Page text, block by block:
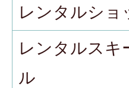
レンタルショ
レンタルスキ
ル